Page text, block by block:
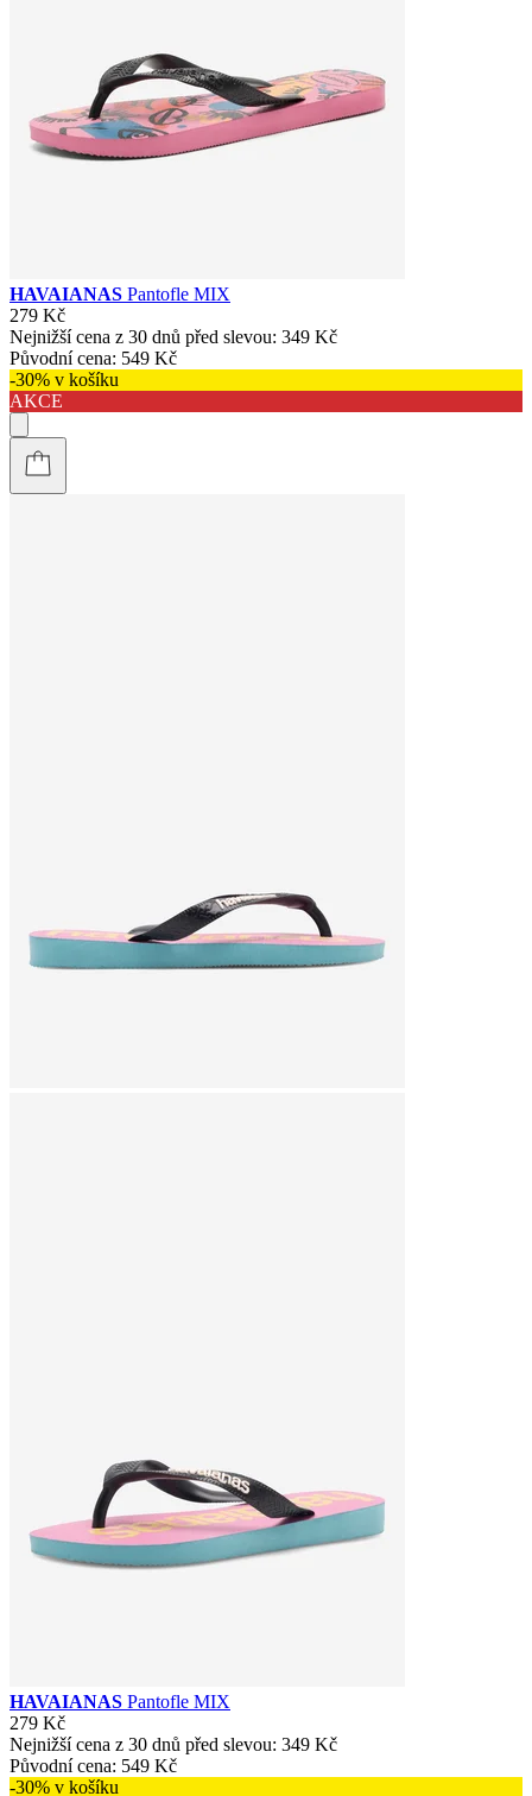
HAVAIANAS Pantofle MIX
279 Kč
Nejnižší cena z 30 dnů před slevou: 349 Kč
Původní cena: 549 Kč
-30% v košíku
AKCE
HAVAIANAS Pantofle MIX
279 Kč
Nejnižší cena z 30 dnů před slevou: 349 Kč
Původní cena: 549 Kč
-30% v košíku